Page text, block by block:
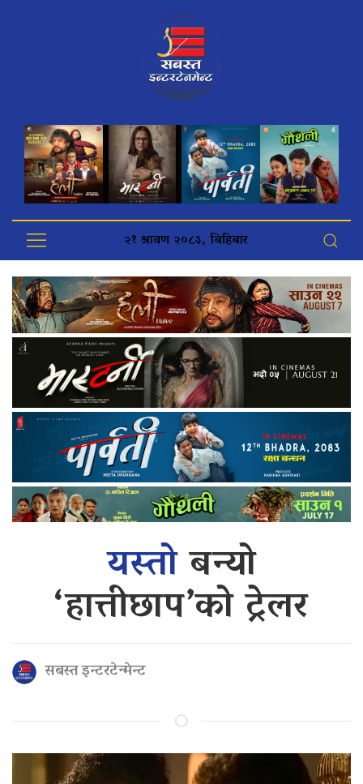
२१ श्रावण २०८३, बिहिबार
यस्तोबन्यो
‘हात्तीछाप’को ट्रेलर
सबस्त इन्टरटेन्मेन्ट